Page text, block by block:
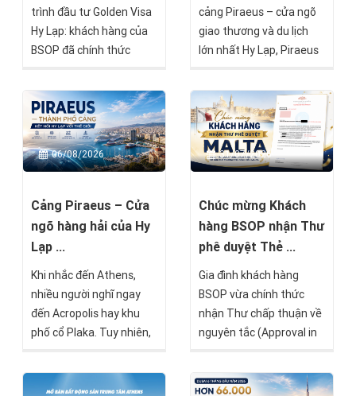
trình đầu tư Golden Visa
Hy Lạp: khách hàng của
BSOP đã chính thức
– Giấy xác nhận tạm thời
về hồ sơ cư trú – chỉ sau
16 ngày kể từ khi hồ sơ
được nộp tại Cơ quan Di
trú Hy Lạp.
cảng Piraeus – cửa ngõ
giao thương và du lịch
lớn nhất Hy Lạp, Piraeus
những dự án nổi bật
hướng đến nhóm nhà
đầu tư tìm kiếm giá trị
bền vững mà BSOP sẽ
chính thức mở bán trong
06/08/2026
Cảng Piraeus – Cửa
ngõ hàng hải của Hy
Lạp ...
Khi nhắc đến Athens,
nhiều người nghĩ ngay
đến Acropolis hay khu
phố cổ Plaka. Tuy nhiên,
thành phố khoảng 20–30
phút di chuyển là Piraeus
31/07/2026
Chúc mừng Khách
hàng BSOP nhận Thư
phê duyệt Thẻ ...
Gia đình khách hàng
BSOP vừa chính thức
nhận Thư chấp thuận về
nguyên tắc (Approval in
Malta theo chương trình
Malta Permanent